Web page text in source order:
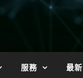
服務 最